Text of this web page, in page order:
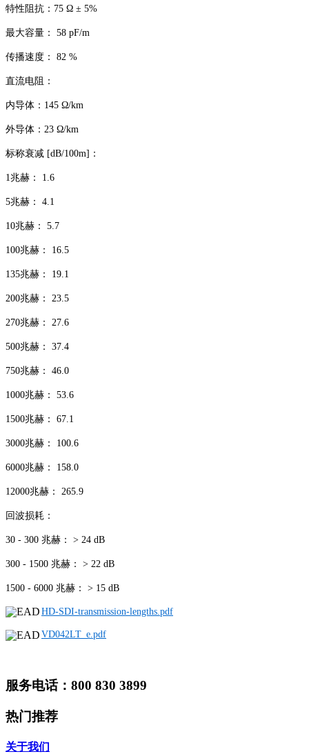
特性阻抗：75 Ω ± 5%
最大容量： 58 pF/m
传播速度： 82 %
直流电阻：
内导体：145 Ω/km
外导体：23 Ω/km
标称衰减 [dB/100m]：
1兆赫： 1.6
5兆赫： 4.1
10兆赫： 5.7
100兆赫： 16.5
135兆赫： 19.1
200兆赫： 23.5
270兆赫： 27.6
500兆赫： 37.4
750兆赫： 46.0
1000兆赫： 53.6
1500兆赫： 67.1
3000兆赫： 100.6
6000兆赫： 158.0
12000兆赫： 265.9
回波损耗：
30 - 300 兆赫： > 24 dB
300 - 1500 兆赫： > 22 dB
1500 - 6000 兆赫： > 15 dB
HD-SDI-transmission-lengths.pdf
VD042LT_e.pdf
服务电话：800 830 3899
热门推荐
关于我们